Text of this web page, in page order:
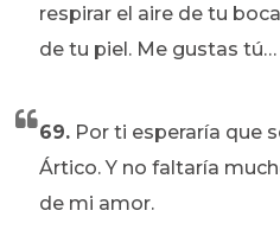
respirar el aire de tu
de tu piel. Me gustas tú…
69. Por ti esperaría que
Ártico. Y no faltaría
de mi amor.